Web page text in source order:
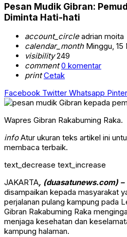
Pesan Mudik Gibran:
Diminta Hati-hati
account_circleadrian moita
calendar_monthMinggu, 15
visibility249
comment 0 komentar
print Cetak
Facebook Twitter Whatsapp
Wapres Gibran Rakabuming Raka.
infoAtur ukuran teks artikel ini
membaca terbaik.
text_decrease text_increase
JAKARTA, (duasatunews.com) –
disampaikan kepada masyarakat
perjalanan pulang kampung pada
Gibran Rakabuming Raka
menjaga kesehatan dan
kampung halaman.